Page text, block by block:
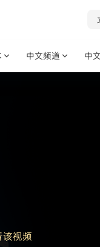
中文频道 中
该视频